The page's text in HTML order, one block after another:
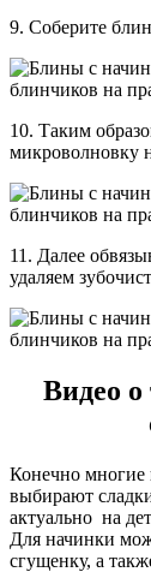
9. Соберите
10. Таким
микроволновку
11. Далее
удаляем
Видео о
Конечно многие
выбирают
актуально на
Для начинки
сгущенку, а